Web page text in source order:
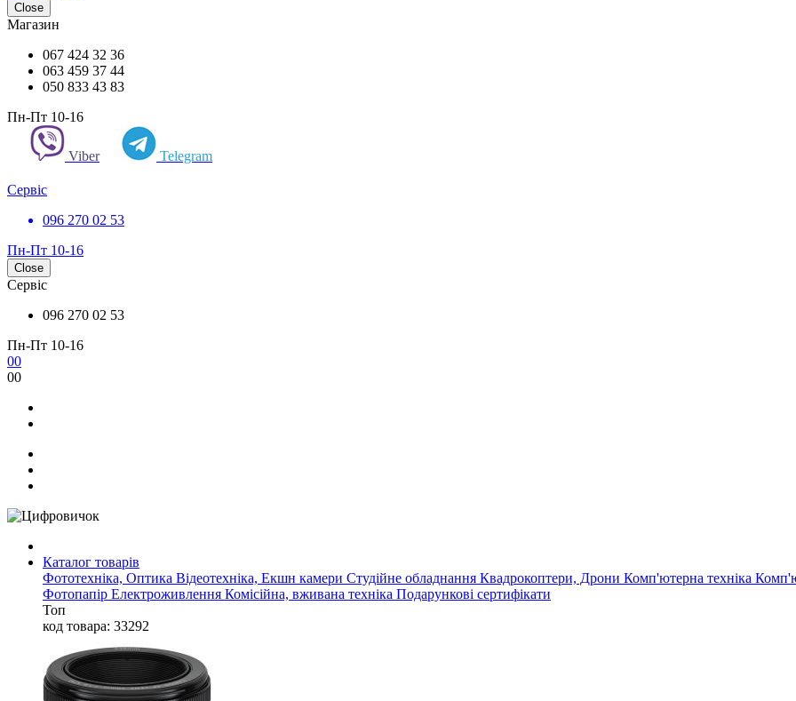
Close
Магазин
067 424 32 36
063 459 37 44
050 833 43 83
Пн-Пт 10-16
Viber Telegram
Сервіс
096 270 02 53
Пн-Пт 10-16
Close
Сервіс
096 270 02 53
Пн-Пт 10-16
00
00
Каталог товарів
Фототехніка, Оптика Відеотехніка, Екшн камери Студійне обладнання Квадрокоптери, Дрони Комп'ютерна техніка
Фотопапір Електроживлення Комісійна, вживана техніка Подарункові сертифікати
Топ
код товара: 33292